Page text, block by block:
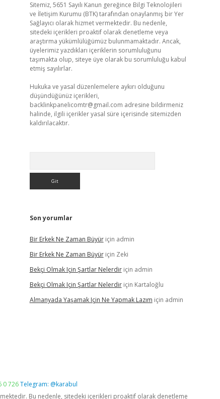
Sitemiz, 5651 Sayılı Kanun gereğince Bilgi Teknolojileri
ve İletişim Kurumu (BTK) tarafından onaylanmış bir Yer
Sağlayıcı olarak hizmet vermektedir. Bu nedenle,
sitedeki içerikleri proaktif olarak denetleme veya
araştırma yükümlülüğümüz bulunmamaktadır. Ancak,
üyelerimiz yazdıkları içeriklerin sorumluluğunu
taşımakta olup, siteye üye olarak bu sorumluluğu kabul
etmiş sayılırlar.
Hukuka ve yasal düzenlemelere aykırı olduğunu
düşündüğünüz içerikleri,
backlinkpanelicomtr@gmail.com adresine bildirmeniz
halinde, ilgili içerikler yasal süre içerisinde sitemizden
kaldırılacaktır.
Son yorumlar
Bir Erkek Ne Zaman Büyüriçin admin
Bir Erkek Ne Zaman Büyüriçin Zeki
Bekçi Olmak Için Şartlar Nelerdiriçin admin
Bekçi Olmak Için Şartlar Nelerdiriçin Kartaloğlu
Almanyada Yaşamak Için Ne Yapmak Lazım için admin
0 726Telegram: @karabul
Bu nedenle, sitedeki içerikleri proaktif olarak denetleme